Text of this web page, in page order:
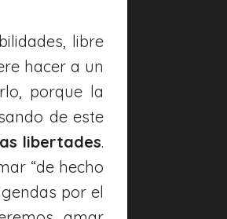
libre
hacer a un
porque la
de este
libertades.
“de hecho
por el